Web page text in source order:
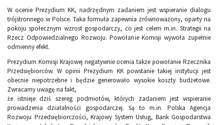
W ocenie Prezydium KK, nadrzędnym zadaniem jest wspieranie dialogu
trójstronnego w Polsce. Taka formuła zapewnia zrównoważony, oparty na
pokoju społecznym wzrost gospodarczy, co jest celem m.in. Strategii na
Rzecz Odpowiedzialnego Rozwoju. Powołanie Komisji wywoła zupełnie
odmienny efekt.
Prezydium Komisji Krajowej negatywnie ocenia także powołanie Rzecznika
Przedsiębiorców. W opinii Prezydium KK powstanie takiej instytucji jest
obecnie niepotrzebne i będzie generowało wysokie koszty budżetowe.
Zwracamy uwagę na fakt,
że istnieje dziś szereg podmiotów, których zadaniem jest wspieranie
prowadzenia działalności gospodarczej. Są to m.in. Polska Agencja
Rozwoju Przedsiębiorczości, Krajowy System Usług, Bank Gospodarstwa